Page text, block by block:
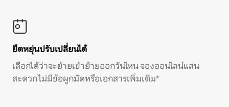
ยืดหยุ่นปรับเปลี่ยนได้
เลือกได้ว่าจะย้ายเข้าย้ายออกวันไหน จองออนไลน์แสน
สะดวก ไม่มีข้อผูกมัดหรือเอกสารเพิ่มเติม*